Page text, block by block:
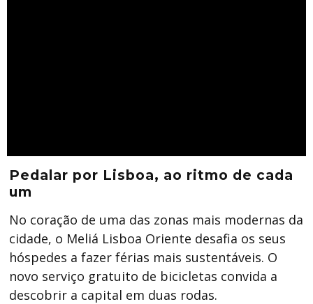
Pedalar por Lisboa, ao ritmo de cada
um
No coração de uma das zonas mais modernas da
cidade, o Meliá Lisboa Oriente desafia os seus
hóspedes a fazer férias mais sustentáveis. O
novo serviço gratuito de bicicletas convida a
descobrir a capital em duas rodas.